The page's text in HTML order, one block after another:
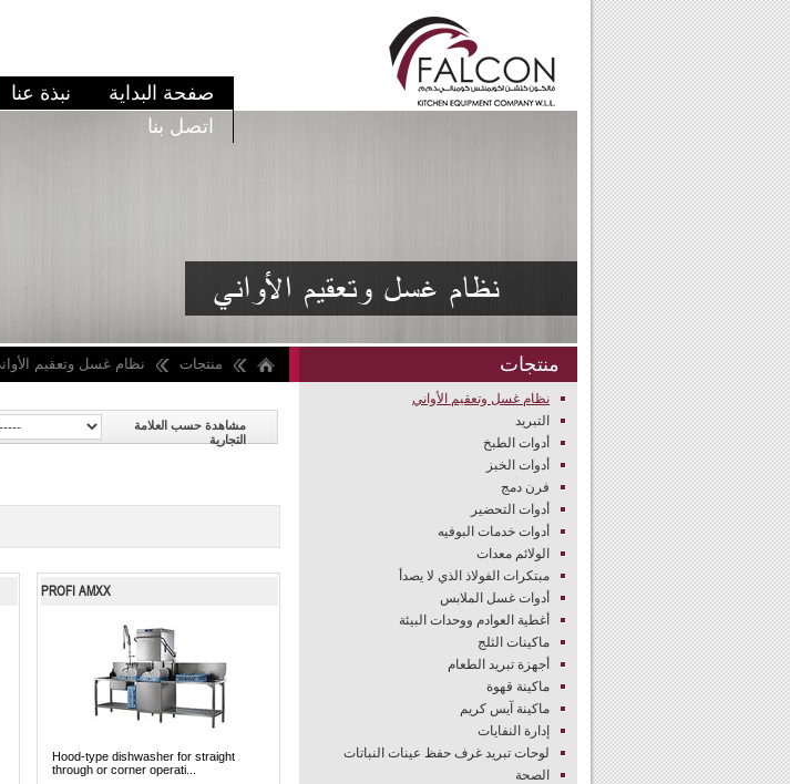
صفحة البداية نبذة عنا
اتصل بنا
منتجات نظام غسل وتعقيم
مشاهدة حسب العلامة
التجارية
PROFI AMXX
Hood-type dishwasher for straight
through or corner operati...
منتجات
نظام غسل وتعقيم الأواني
التبريد
أدوات الطبخ
أدوات الخبز
فرن دمج
أدوات التحضير
أدوات خدمات البوفيه
الولائم معدات
مبتكرات الفولاذ الذي لا يصدأ
أدوات غسل الملابس
أغطية العوادم ووحدات البيئة
ماكينات الثلج
أجهزة تبريد الطعام
ماكينة قهوة
ماكينة آيس كريم
إدارة النفايات
لوحات تبريد غرف حفظ عينات النباتات
الصحة